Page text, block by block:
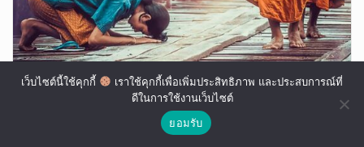
บุคคล 6 ประเภท “พระภิกษุ” ไม่พึงเข้าไปคลุกคลี??
รวมทั้ง “นักการเมือง-นักบวชต่างศาสนา”
พ.ค. 12, 2025
เว็บไซต์นี้ใช้คุกกี้
เราใช้คุกกี้เพื่อเพิ่มประสิทธิภาพ และประสบการณ์ที่
ดีในการใช้งานเว็บไซต์
ยอมรับ